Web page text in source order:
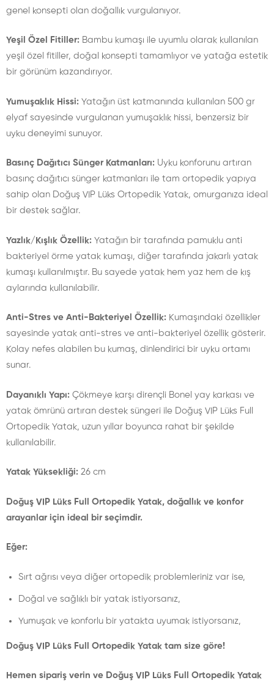
genel konsepti olan doğallık vurgulanıyor.
Yeşil Özel Fitiller: Bambu kumaşı ile uyumlu olarak kullanılan
yeşil özel fitiller, doğal konsepti tamamlıyor ve yatağa estetik
bir görünüm kazandırıyor.
Yumuşaklık Hissi: Yatağın üst katmanında kullanılan 500 gr
elyaf sayesinde vurgulanan yumuşaklık hissi, benzersiz bir
uyku deneyimi sunuyor.
Basınç Dağıtıcı Sünger Katmanları: Uyku konforunu artıran
basınç dağıtıcı sünger katmanları ile tam ortopedik yapıya
sahip olan Doğuş VIP Lüks Ortopedik Yatak, omurganıza ideal
bir destek sağlar.
Yazlık/Kışlık Özellik: Yatağın bir tarafında pamuklu anti
bakteriyel örme yatak kumaşı, diğer tarafında jakarlı yatak
kumaşı kullanılmıştır. Bu sayede yatak hem yaz hem de kış
aylarında kullanılabilir.
Anti-Stres ve Anti-Bakteriyel Özellik: Kumaşındaki özellikler
sayesinde yatak anti-stres ve anti-bakteriyel özellik gösterir.
Kolay nefes alabilen bu kumaş, dinlendirici bir uyku ortamı
sunar.
Dayanıklı Yapı: Çökmeye karşı dirençli Bonel yay karkası ve
yatak ömrünü artıran destek süngeri ile Doğuş VIP Lüks Full
Ortopedik Yatak, uzun yıllar boyunca rahat bir şekilde
kullanılabilir.
Yatak Yüksekliği: 26 cm
Doğuş VIP Lüks Full Ortopedik Yatak, doğallık ve konfor
arayanlar için ideal bir seçimdir.
Eğer:
Sırt ağrısı veya diğer ortopedik problemleriniz var ise,
Doğal ve sağlıklı bir yatak istiyorsanız,
Yumuşak ve konforlu bir yatakta uyumak istiyorsanız,
Doğuş VIP Lüks Full Ortopedik Yatak tam size göre!
Hemen sipariş verin ve Doğuş VIP Lüks Full Ortopedik Yatak